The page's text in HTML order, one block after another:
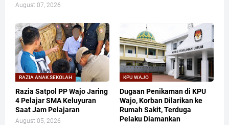
August 07, 2026
RAZIA ANAK SEKOLAH
Razia Satpol PP Wajo Jaring
4 Pelajar SMA Keluyuran
Saat Jam Pelajaran
August 05, 2026
KPU WAJO
Dugaan Penikaman di KPU
Wajo, Korban Dilarikan ke
Rumah Sakit, Terduga
Pelaku Diamankan